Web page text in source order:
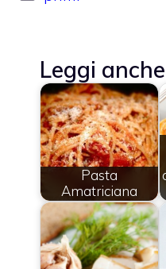
Leggi
Pasta
Amatriciana